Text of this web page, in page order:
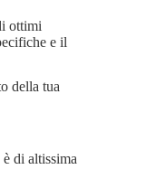
ottimi
e il
della tua
di altissima